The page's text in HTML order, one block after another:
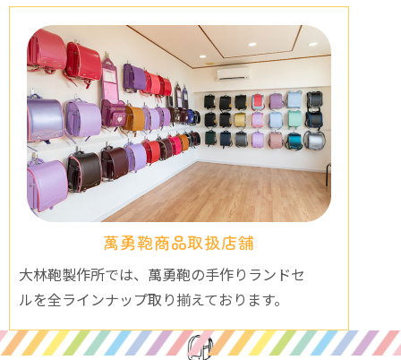
萬勇鞄商品取扱店舗
大林鞄製作所では、萬勇鞄の手作りランドセ
ルを全ラインナップ取り揃えております。